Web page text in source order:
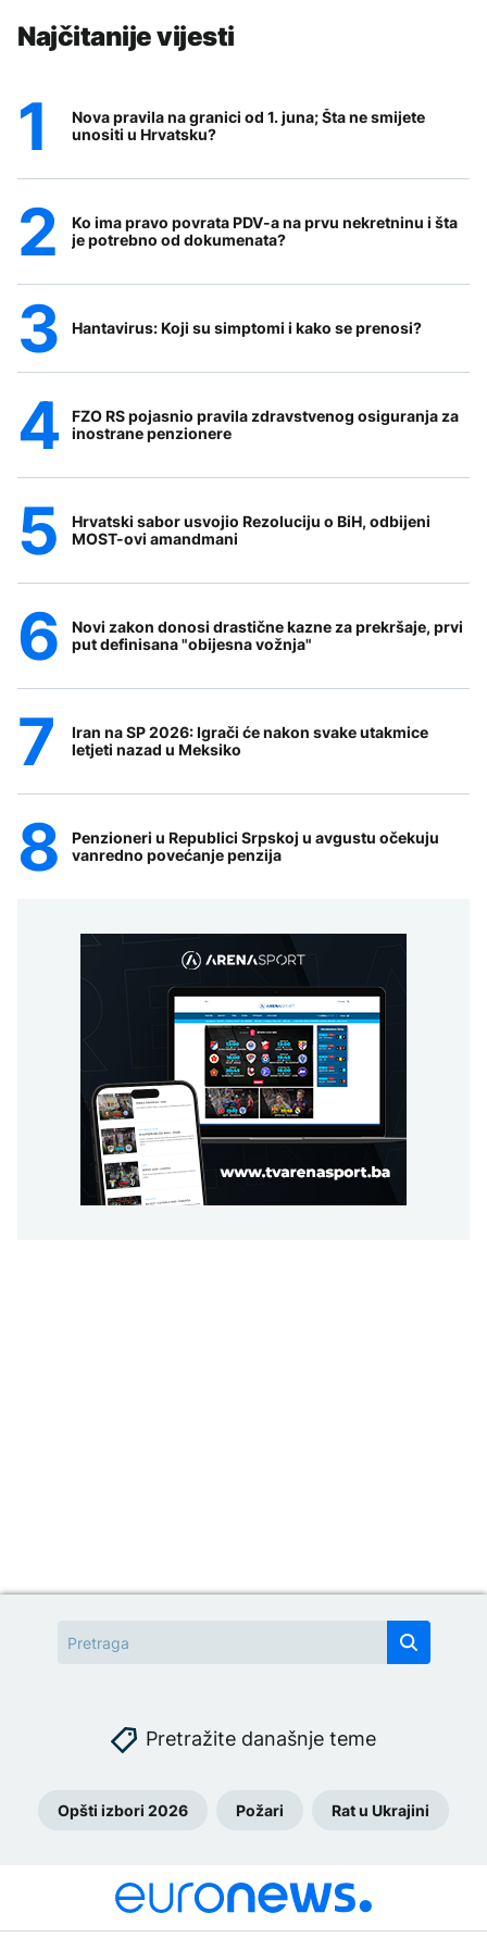
Najčitanije vijesti
Nova pravila na granici od 1. juna; Šta ne smijete
unositi u Hrvatsku?
Ko ima pravo povrata PDV-a na prvu nekretninu i šta
je potrebno od dokumenata?
Hantavirus: Koji su simptomi i kako se prenosi?
FZO RS pojasnio pravila zdravstvenog osiguranja za
inostrane penzionere
Hrvatski sabor usvojio Rezoluciju o BiH, odbijeni
MOST-ovi amandmani
Novi zakon donosi drastične kazne za prekršaje, prvi
put definisana "obijesna vožnja"
Iran na SP 2026: Igrači će nakon svake utakmice
letjeti nazad u Meksiko
Penzioneri u Republici Srpskoj u avgustu očekuju
vanredno povećanje penzija
Pretražite današnje teme
Opšti izbori 2026 Požari Rat u Ukrajini